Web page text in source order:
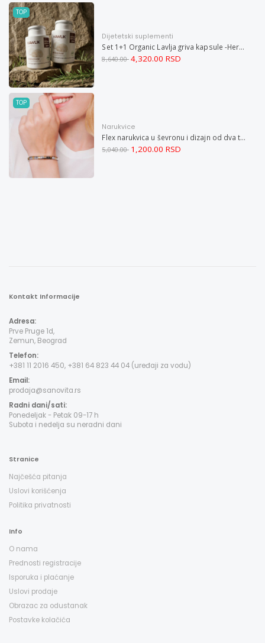
TOP
Dijetetski suplementi
Set 1+1 Organic Lavlja griva kapsule -Hericium ekstrakt 60
8,640.00 4,320.00 RSD
TOP
Narukvice
Flex narukvica u ševronu i dizajn od dva tona XXL
5,040.00 1,200.00 RSD
Kontakt Informacije
Adresa:
Prve Pruge 1d,
Zemun, Beograd
Telefon:
+381 11 2016 450, +381 64 823 44 04 (uređaji za vodu)
Email:
prodaja@sanovita.rs
Radni dani/sati:
Ponedeljak - Petak 09-17 h
Subota i nedelja su neradni dani
Stranice
Najčešća pitanja
Uslovi korišćenja
Politika privatnosti
Info
O nama
Prednosti registracije
Isporuka i plaćanje
Uslovi prodaje
Obrazac za odustanak
Postavke kolačića